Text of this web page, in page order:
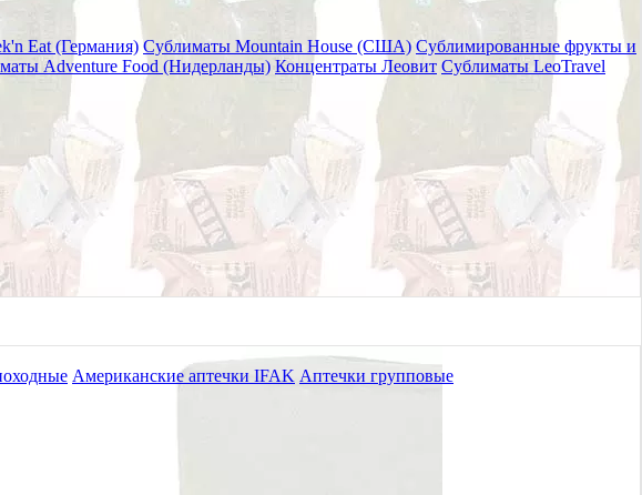
Eat (Германия) Сублиматы Mountain House (США) Сублимированные фрукты и
Adventure Food (Нидерланды) Концентраты Леовит Сублиматы LeoTravel
Американские аптечки IFAK Аптечки групповые